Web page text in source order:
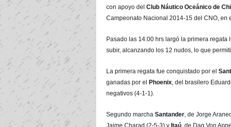
con apoyo del Club Náutico Oceánico de
Campeonato Nacional 2014-15 del CNO, en
Pasado las 14:00 hrs largó la primera
subir, alcanzando los 12 nudos, lo que
La primera regata fue conquistado por el
ganadas por el
Phoenix, del brasilero
negativos (4-1-1).
Segundo marcha Santander, de Jorge
Jaime Charad (2-5-3) y Itaú, de Dag Von